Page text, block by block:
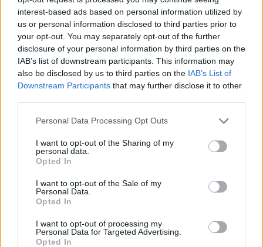
interest-based ads based on personal information utilized by
us or personal information disclosed to third parties prior to
your opt-out. You may separately opt-out of the further
disclosure of your personal information by third parties on the
IAB’s list of downstream participants. This information may
also be disclosed by us to third parties on the IAB’s List of
Downstream Participants that may further disclose it to other
Personal Data Processing Opt Outs
I want to opt-out of the Sharing of my
personal data.
Opted In
I want to opt-out of the Sale of my
Personal Data.
Opted In
I want to opt-out of processing my
Personal Data for Targeted Advertising.
Opted In